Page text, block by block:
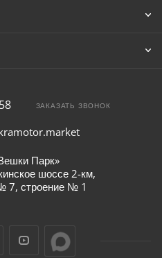
ЗАКАЗАТЬ ЗВОНОК
Парк»
шоссе 2-км,
7, строение № 1